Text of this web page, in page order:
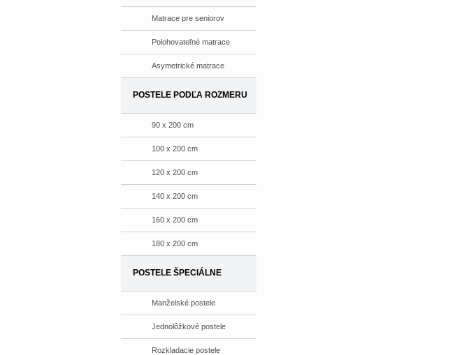
Matrace pre seniorov
Polohovateľné matrace
Asymetrické matrace
POSTELE PODĽA ROZMERU
90 x 200 cm
100 x 200 cm
120 x 200 cm
140 x 200 cm
160 x 200 cm
180 x 200 cm
POSTELE ŠPECIÁLNE
Manželské postele
Jednolôžkové postele
Rozkladacie postele